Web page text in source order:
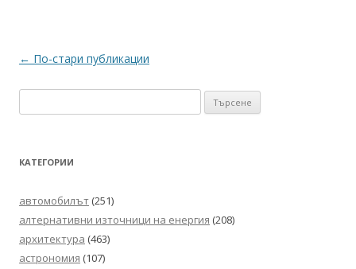
Навигация
← По-стари публикации
за:
КАТЕГОРИИ
автомобилът (251)
алтернативни източници на енергия (208)
архитектура (463)
астрономия (107)